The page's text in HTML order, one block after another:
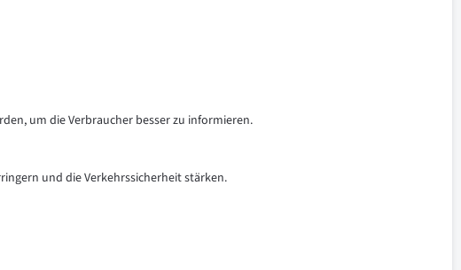
um die Verbraucher besser zu informieren.
und die Verkehrssicherheit stärken.